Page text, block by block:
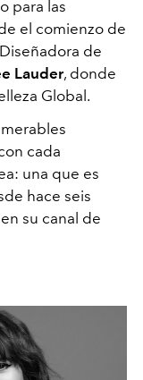
para las
el comienzo de
de
Lauder, donde
Global.
cada
una que es
hace seis
su canal de